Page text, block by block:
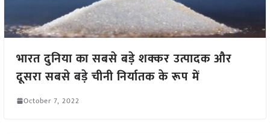
भारत दुनिया का सबसे बड़े शक्कर उत्पादक और
दूसरा सबसे बड़े चीनी निर्यातक के रूप में
October 7, 2022